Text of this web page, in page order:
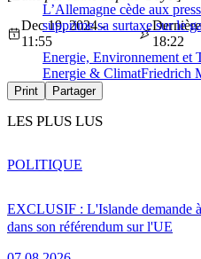
L’Allemagne cède aux
supprime sa surtaxe sur le
Dec 19, 2024 -
11:55
18:22
Energie, Environnement et
Energie & ClimatFriedrich
Print Partager
LES PLUS LUS
EXCLUSIF : L'Islande demande
dans son référendum sur l'UE
POLITIQUE